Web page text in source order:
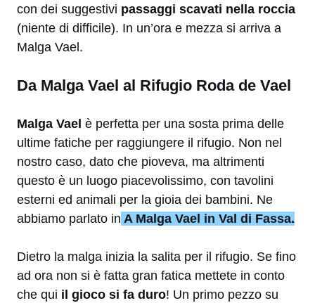
con dei suggestivi passaggi scavati nella roccia
(niente di difficile). In un’ora e mezza si arriva a
Malga Vael.
Da Malga Vael al Rifugio Roda de Vael
Malga Vael è perfetta per una sosta prima delle
ultime fatiche per raggiungere il rifugio. Non nel
nostro caso, dato che pioveva, ma altrimenti
questo è un luogo piacevolissimo, con tavolini
esterni ed animali per la gioia dei bambini. Ne
abbiamo parlato in A Malga Vael in Val di Fassa.
Dietro la malga inizia la salita per il rifugio. Se fino
ad ora non si è fatta gran fatica mettete in conto
che qui il gioco si fa duro! Un primo pezzo su